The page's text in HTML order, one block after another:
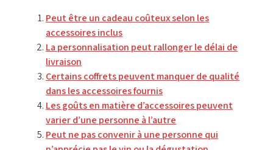
Peut être un cadeau coûteux selon les
accessoires inclus
La personnalisation peut rallonger le délai de
livraison
Certains coffrets peuvent manquer de qualité
dans les accessoires fournis
Les goûts en matière d’accessoires peuvent
varier d’une personne à l’autre
Peut ne pas convenir à une personne qui